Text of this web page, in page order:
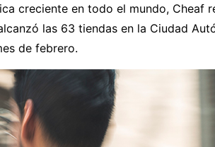
creciente en todo el mundo, Cheaf
las 63 tiendas en la Ciudad
de febrero.